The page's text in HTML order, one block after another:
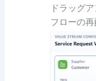
ドラッグ
フローの再